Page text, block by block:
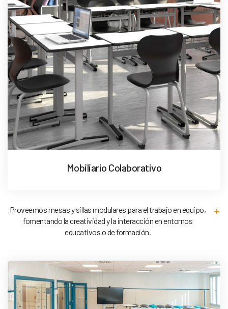
Mobiliario Colaborativo
Proveemos mesas y sillas modulares para el trabajo en equipo,
fomentando la creatividad y la interacción en entornos
educativos o de formación.